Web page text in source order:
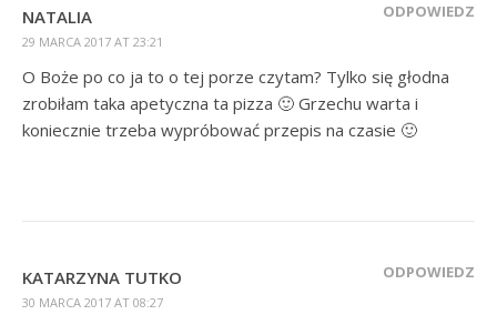
NATALIA
29 MARCA 2017 AT 23:21
ODPOWIEDZ
O Boże po co ja to o tej porze czytam? Tylko się głodna
zrobiłam taka apetyczna ta pizza 🙂 Grzechu warta i
koniecznie trzeba wypróbować przepis na czasie 🙂
KATARZYNA TUTKO
30 MARCA 2017 AT 08:27
ODPOWIEDZ